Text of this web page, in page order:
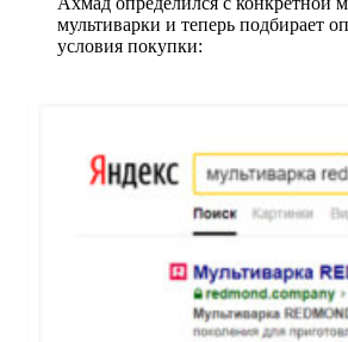
мультиварки и теперь подбирает
условия покупки: